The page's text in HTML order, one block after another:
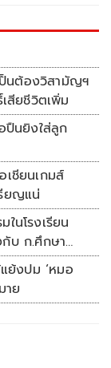
นต้องวิสามัญฯ
สียชีวิตเพิ่ม
ปืนยิงใส่ลูก
ชียนเกมส์
ยญแน่
นโรงเรียน
บ ก.ศึกษา
ย้งปม ‘หมอ
าย